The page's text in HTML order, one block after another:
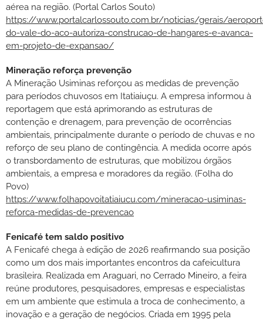
aérea na região. (Portal Carlos Souto)
https://www.portalcarlossouto.com.br/noticias/gerais/
do-vale-do-aco-autoriza-construcao-de-hangares-e-avanca-
em-projeto-de-expansao/
Mineração reforça prevenção
A Mineração Usiminas reforçou as medidas de prevenção
para períodos chuvosos em Itatiaiuçu. A empresa informou à
reportagem que está aprimorando as estruturas de
contenção e drenagem, para prevenção de ocorrências
ambientais, principalmente durante o período de chuvas e no
reforço de seu plano de contingência. A medida ocorre após
o transbordamento de estruturas, que mobilizou órgãos
ambientais, a empresa e moradores da região. (Folha do
Povo)
https://www.folhapovoitatiaiucu.com/mineracao-usiminas-
reforca-medidas-de-prevencao
Fenicafé tem saldo positivo
A Fenicafé chega à edição de 2026 reafirmando sua posição
como um dos mais importantes encontros da cafeicultura
brasileira. Realizada em Araguari, no Cerrado Mineiro, a feira
reúne produtores, pesquisadores, empresas e especialistas
em um ambiente que estimula a troca de conhecimento, a
inovação e a geração de negócios. Criada em 1995 pela